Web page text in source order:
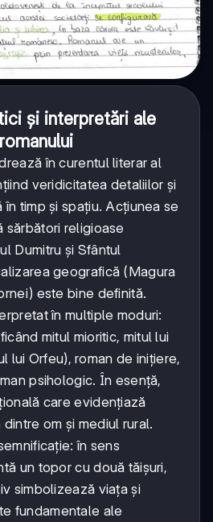
și interpretări ale
romanului
în curentul literar al
veridicitatea detaliilor și
timp și spațiu. Acțiunea se
religioase
Dumitru și Sfântul
geografică (Magura
este bine definită.
în multiple moduri:
mitul mioritic, mitul lui
lui Orfeu), roman de inițiere,
psihologic. În esență,
care evidențiază
om și mediul rural.
în sens
un topor cu două tăișuri,
simbolizează viața și
fundamentale ale